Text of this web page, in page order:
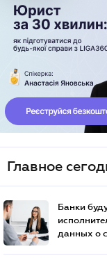
Главное
Банки
данных о